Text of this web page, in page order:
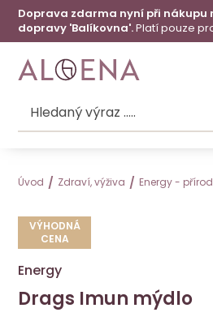
Doprava zdarma nyní při nákupu
dopravy 'Balíkovna'.Platí pouze
Úvod Zdraví, výživa Energy -
VÝHODNÁ
CENA
Energy
Drags Imun mýdlo